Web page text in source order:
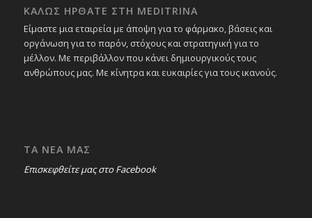
ΚΑΛΩΣ ΗΡΘΑΤΕ ΣΤΗ MEDITRINA
Είμαστε μια εταιρεία με άποψη για το φάρμακο, βάσεις και
οργάνωση για το παρόν, στόχους και στρατηγική για το
μέλλον. Με περιβάλλον που κάνει δημιουργικούς τους
ανθρώπους μας. Με κίνητρα και ευκαιρίες για τους ικανούς.
ΤΑ ΝΕΑ ΜΑΣ
Επισκεφθείτε μας στο Facebook